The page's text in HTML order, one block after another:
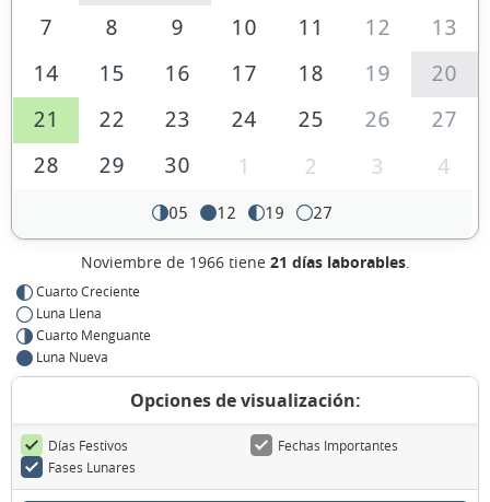
7
8 9 10 11 12
13
14
15 16 17 18 19
20
21
22 23 24 25 26
27
28
29 30 1 2 3 4
05 12 19 27
Noviembre de 1966 tiene 21 días laborables.
Cuarto Creciente
Luna Llena
Cuarto Menguante
Luna Nueva
Opciones de visualización:
Días Festivos
Fechas Importantes
Fases Lunares